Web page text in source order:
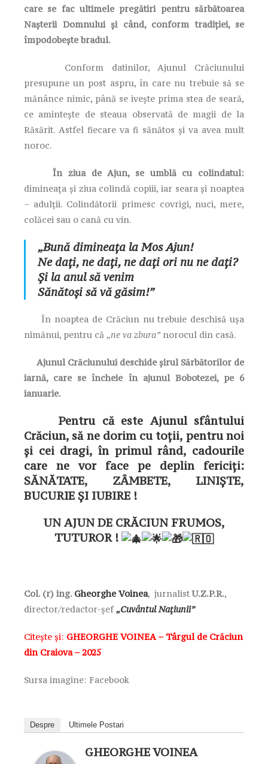
care se fac ultimele pregătiri pentru sărbătoarea
Nașterii Domnului și când, conform tradiției, se
împodobește bradul.
Conform datinilor, Ajunul Crăciunului
presupune un post aspru, în care nu trebuie să se
mănânce nimic, până se ivește prima stea de seară,
ce amintește de steaua observată de magii de la
Răsărit. Astfel fiecare va fi sănătos și va avea mult
noroc.
În ziua de Ajun, se umblă cu colindatul:
dimineața și ziua colindă copiii, iar seara și noaptea
– adulții. Colindătorii primesc covrigi, nuci, mere,
colăcei sau o cană cu vin.
„Bună dimineața la Mos Ajun!
Ne dați, ne dați, ne dați ori nu ne dați?
Și la anul să venim
Sănătoși să vă găsim!”
În noaptea de Crăciun nu trebuie deschisă ușa
nimănui, pentru că „ne va zbura”norocul din casă.
Ajunul Crăciunului deschide şirul Sărbătorilor de
iarnă, care se încheie în ajunul Bobotezei, pe 6
ianuarie.
Pentru că este Ajunul sfântului
Crăciun, să ne dorim cu toții, pentru noi
și cei dragi, în primul rând, cadourile
care ne vor face pe deplin fericiți:
SĂNĂTATE, ZÂMBETE, LINIȘTE,
BUCURIE ȘI IUBIRE !
UN AJUN DE CRĂCIUN FRUMOS,
TUTUROR !
Col. (r) ing. Gheorghe Voinea, jurnalistU.Z.P.R.,
director/redactor-șef„Cuvântul Națiunii”
Citește și: GHEORGHE VOINEA – Târgul de Crăciun
din Craiova – 2025
Sursa imagine: Facebook
Despre Ultimele Postari
GHEORGHE VOINEA